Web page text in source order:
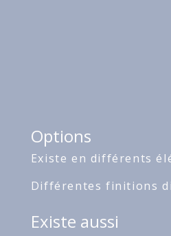
Options
Existe en différents
Différentes finitions
Existe aussi